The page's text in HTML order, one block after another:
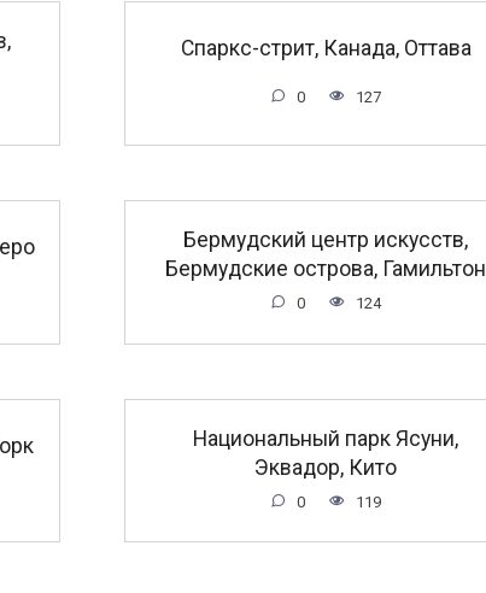
Спаркс-стрит, Канада, Оттава
0 127
Бермудский центр искусств,
Бермудские острова, Гамильтон
0 124
Национальный парк Ясуни,
Эквадор, Кито
0 119